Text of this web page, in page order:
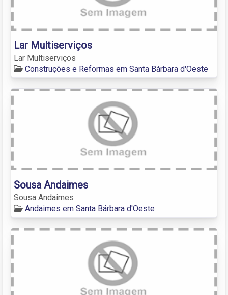
Lar Multiserviços
Lar Multiserviços
Construções e Reformas em Santa Bárbara d'Oeste
Sousa Andaimes
Sousa Andaimes
Andaimes em Santa Bárbara d'Oeste